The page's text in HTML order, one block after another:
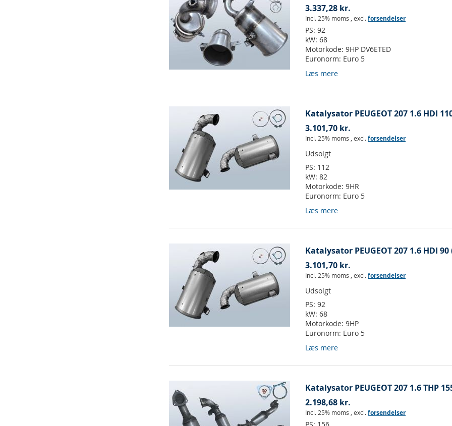
3.337,28 kr.
Incl. 25% moms ,excl.forsendelser
PS:92
kW:68
Motorkode:9HP DV6ETED
Euronorm: Euro 5
Læs mere
Katalysator PEUGEOT 207 1.6 HDI
3.101,70 kr.
Incl. 25% moms ,excl.forsendelser
Udsolgt
PS: 112
kW:82
Motorkode:9HR
Euronorm: Euro 5
Læs mere
Katalysator PEUGEOT 207 1.6 HDI 90
3.101,70 kr.
Incl. 25% moms ,excl.forsendelser
Udsolgt
PS:92
kW:68
Motorkode:9HP
Euronorm: Euro 5
Læs mere
Katalysator PEUGEOT 207 1.6 THP
2.198,68 kr.
Incl. 25% moms ,excl.forsendelser